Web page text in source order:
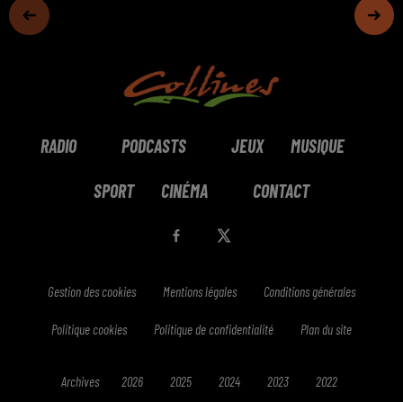
RADIO PODCASTS JEUX MUSIQUE
SPORT CINÉMA CONTACT
Gestion des cookies Mentions légales Conditions générales
Politique cookies Politique de confidentialité Plan du site
Archives 2026 2025 2024 2023 2022